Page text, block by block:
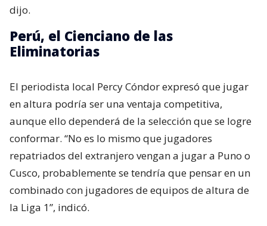
dijo.
Perú, el Cienciano de las
Eliminatorias
El periodista local Percy Cóndor expresó que jugar
en altura podría ser una ventaja competitiva,
aunque ello dependerá de la selección que se logre
conformar. “No es lo mismo que jugadores
repatriados del extranjero vengan a jugar a Puno o
Cusco, probablemente se tendría que pensar en un
combinado con jugadores de equipos de altura de
la Liga 1”, indicó.